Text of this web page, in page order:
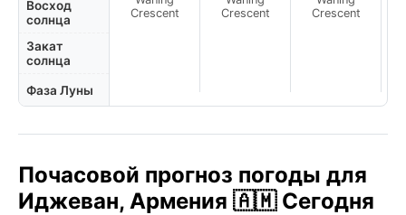
Восход
солнца
Закат
солнца
Фаза Луны
Crescent
Crescent
Crescent
Почасовой прогноз погоды для
Иджеван, Армения 🇦🇲 Сегодня